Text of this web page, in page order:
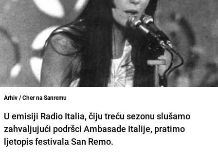
Arhiv / Cher na Sanremu
U emisiji Radio Italia, čiju treću sezonu slušamo
zahvaljujući podršci Ambasade Italije, pratimo
ljetopis festivala San Remo.